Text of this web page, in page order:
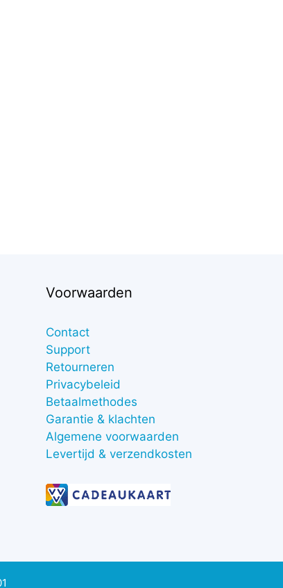
Voorwaarden
Contact
Support
Retourneren
Privacybeleid
Betaalmethodes
Garantie & klachten
Algemene voorwaarden
Levertijd & verzendkosten